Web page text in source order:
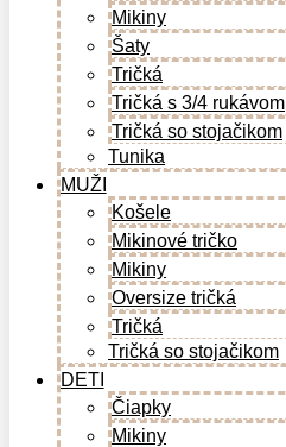
Mikiny
Šaty
Tričká
Tričká s 3/4 rukávom
Tričká so stojačikom
Tunika
MUŽI
Košele
Mikinové tričko
Mikiny
Oversize tričká
Tričká
Tričká so stojačikom
DETI
Čiapky
Mikiny